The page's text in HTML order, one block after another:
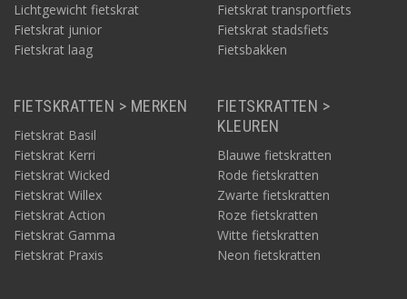
Lichtgewicht fietskrat
Fietskrat junior
Fietskrat laag
Fietskrat transportfiets
Fietskrat stadsfiets
Fietsbakken
FIETSKRATTEN > MERKEN
Fietskrat Basil
Fietskrat Kerri
Fietskrat Wicked
Fietskrat Willex
Fietskrat Action
Fietskrat Gamma
Fietskrat Praxis
FIETSKRATTEN >
KLEUREN
Blauwe fietskratten
Rode fietskratten
Zwarte fietskratten
Roze fietskratten
Witte fietskratten
Neon fietskratten